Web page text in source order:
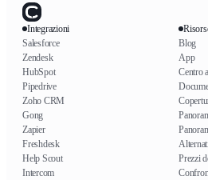
Integrazioni
Salesforce
Zendesk
HubSpot
Pipedrive
Zoho CRM
Gong
Zapier
Freshdesk
Help Scout
Intercom
Blog
App
Centro
Prezzi